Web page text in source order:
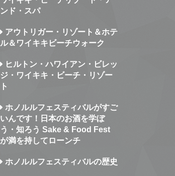
ンド・スパ
アウトリガー・リゾート＆ホテ
ル＆ワイキキビーチウォーク
ヒルトン・ハワイアン・ビレッ
ジ・ワイキキ・ビーチ・リゾー
ト
ホノルルフェスティバルがすご
いんです！日本のお酒を学ぼ
う・知ろう Sake & Food Fest
が満を持してローンチ
ホノルルフェスティバルの歴史